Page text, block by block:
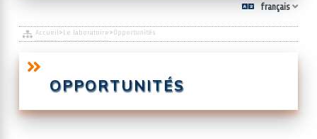
français
Accueil>Le laboratoire>Opportunités
OPPORTUNITÉS